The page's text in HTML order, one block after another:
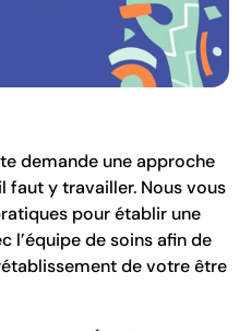
demande une approche
faut y travailler. Nous vous
pour établir une
l’équipe de soins afin de
de votre être